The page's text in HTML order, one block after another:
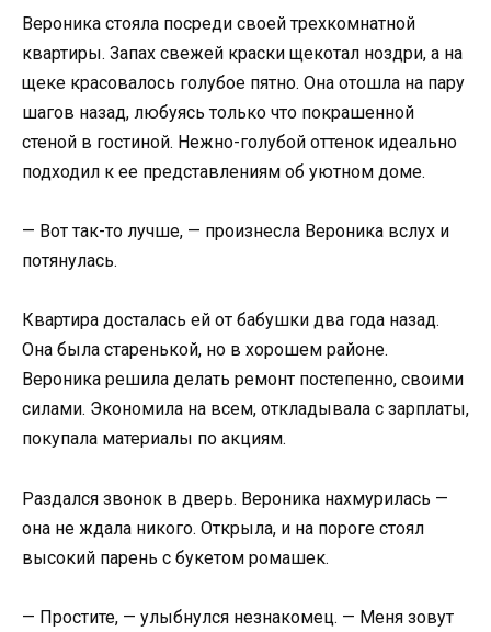
Вероника стояла посреди своей трехкомнатной
квартиры. Запах свежей краски щекотал ноздри, а на
щеке красовалось голубое пятно. Она отошла на пару
шагов назад, любуясь только что покрашенной
стеной в гостиной. Нежно-голубой оттенок идеально
подходил к ее представлениям об уютном доме.
— Вот так-то лучше, — произнесла Вероника вслух и
потянулась.
Квартира досталась ей от бабушки два года назад.
Она была старенькой, но в хорошем районе.
Вероника решила делать ремонт постепенно, своими
силами. Экономила на всем, откладывала с зарплаты,
покупала материалы по акциям.
Раздался звонок в дверь. Вероника нахмурилась —
она не ждала никого. Открыла, и на пороге стоял
высокий парень с букетом ромашек.
— Простите, — улыбнулся незнакомец. — Меня зовут